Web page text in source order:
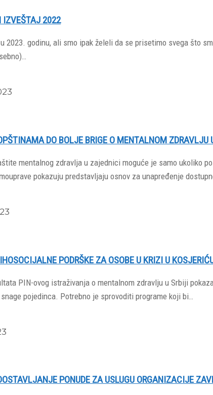
IZVEŠTAJ 2022
2023. godinu, ali smo ipak želeli da se prisetimo svega što
DO BOLJE BRIGE O MENTALNOM
mentalnog zdravlja u zajednici moguće je samo ukoliko
pokazuju predstavljaju osnov za unapređenje
PODRŠKE ZA OSOBE U KRIZI U
PIN-ovog istraživanja o mentalnom zdravlju u Srbiji
pojedinca. Potrebno je sprovoditi programe koji bi…
PONUDE ZA USLUGU ORGANIZACIJE